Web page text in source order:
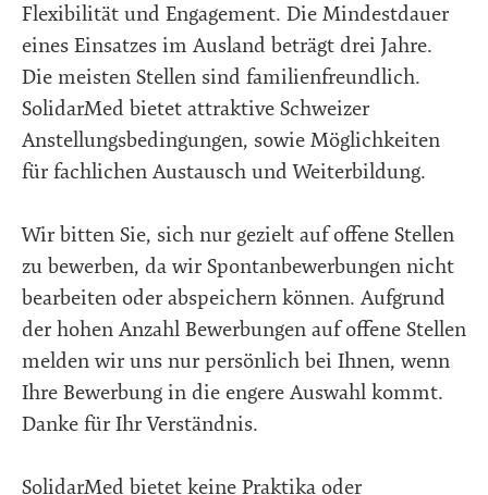
Flexibilität und Engagement. Die Mindestdauer
eines Einsatzes im Ausland beträgt drei Jahre.
Die meisten Stellen sind familienfreundlich.
SolidarMed bietet attraktive Schweizer
Anstellungsbedingungen, sowie Möglichkeiten
für fachlichen Austausch und Weiterbildung.
Wir bitten Sie, sich nur gezielt auf offene Stellen
zu bewerben, da wir Spontanbewerbungen nicht
bearbeiten oder abspeichern können. Aufgrund
der hohen Anzahl Bewerbungen auf offene Stellen
melden wir uns nur persönlich bei Ihnen, wenn
Ihre Bewerbung in die engere Auswahl kommt.
Danke für Ihr Verständnis.
SolidarMed bietet keine Praktika oder